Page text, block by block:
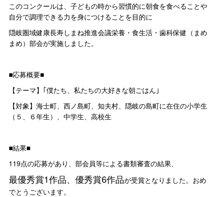
このコンクールは、子どもの時から習慣的に朝食を食べることや
自分で調理できる力を身につけることを目的に
隠岐圏域健康長寿しまね推進会議栄養・食生活・歯科保健（まめ
まめ）部会が実施しました。
■応募概要■
【テーマ】｢僕たち、私たちの大好きな朝ごはん｣
【対象】海士町、西ノ島町、知夫村、隠岐の島町に在住の小学生
（５、６年生）、中学生、高校生
■結果■
119点の応募があり、部会員等による書類審査の結果、
最優秀賞1作品、優秀賞6作品が受賞となりました。おめ
でとうございます。